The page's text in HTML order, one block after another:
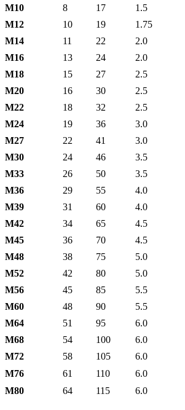
М10
8 17
1.5
М12
10 19
1.75
М14
11 22
2.0
М16
13 24
2.0
М18
15 27
2.5
М20
16 30
2.5
М22
18 32
2.5
М24
19 36
3.0
М27
22 41
3.0
М30
24 46
3.5
М33
26 50
3.5
М36
29 55
4.0
М39
31 60
4.0
М42
34 65
4.5
М45
36 70
4.5
М48
38 75
5.0
М52
42 80
5.0
М56
45 85
5.5
М60
48 90
5.5
М64
51 95
6.0
М68
54 100
6.0
М72
58 105
6.0
М76
61 110
6.0
М80
64 115 6.0